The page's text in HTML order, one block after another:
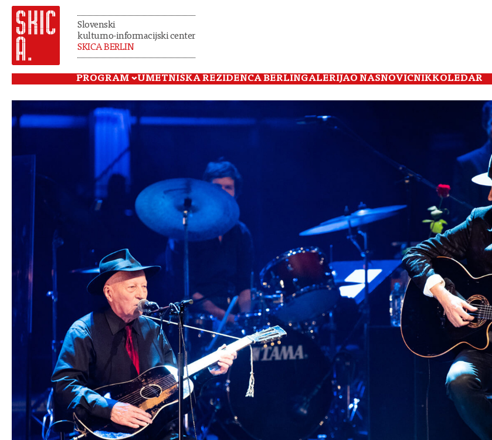
Slovenski
kulturno-informacijski center
SKICA BERLIN
PROGRAM UMETNIŠKA REZIDENCA BERLINGALERIJAO NASNOVIČNIKKOLEDAR